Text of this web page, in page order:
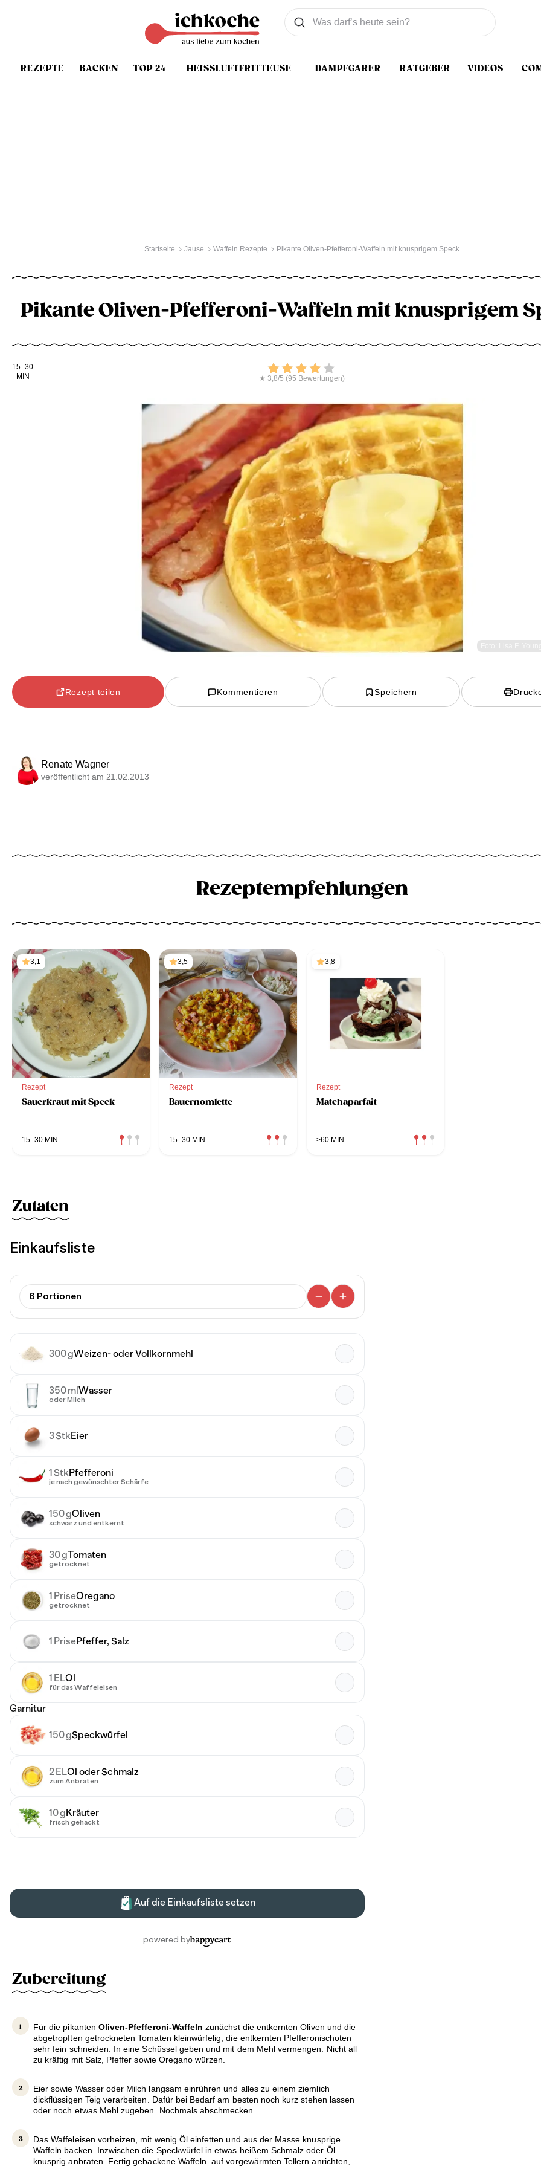
REZEPTE BACKEN TOP 24 HEISSLUFTFRITTEUSE DAMPFGARER RATGEBER VIDEOS
Was wollen Sie suchen
Suchen
Startseite Jause Waffeln Rezepte Pikante Oliven-Pfefferoni-Waffeln mit knusprigem Speck
Pikante Oliven-Pfefferoni-Waffeln mit knusprigem
Kochdauer
15–30
MIN
Bewerten
★ 3,8/5 (95 Bewertungen)
Rezept teilen Kommentieren Speichern
Renate Wagner
veröffentlicht am 21.02.2013
Rezeptempfehlungen
3,1
Rezept
Sauerkraut mit Speck
15–30 MIN
3,5
Rezept
Bauernomlette
15–30 MIN
3,8
Rezept
Matchaparfait
>60 MIN
Zutaten
Zubereitung
Für die pikanten Oliven-Pfefferoni-Waffeln zunächst die entkernten Oliven und die
abgetropften getrockneten Tomaten kleinwürfelig, die entkernten Pfefferonischoten
sehr fein schneiden. In eine Schüssel geben und mit dem Mehl vermengen. Nicht all
zu kräftig mit Salz, Pfeffer sowie Oregano würzen.
Eier sowie Wasser oder Milch langsam einrühren und alles zu einem ziemlich
dickflüssigen Teig verarbeiten. Dafür bei Bedarf am besten noch kurz stehen lassen
oder noch etwas Mehl zugeben. Nochmals abschmecken.
Das Waffeleisen vorheizen, mit wenig Öl einfetten und aus der Masse knusprige
Waffeln backen. Inzwischen die Speckwürfel in etwas heißem Schmalz oder Öl
knusprig anbraten. Fertig gebackene Waffeln auf vorgewärmten Tellern anrichten,